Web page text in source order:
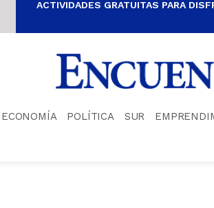
ACTIVIDADES GRATUITAS PARA
ECONOMÍA POLÍTICA SUR